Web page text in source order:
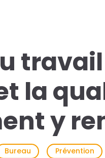
la
y
Bureau Prévention